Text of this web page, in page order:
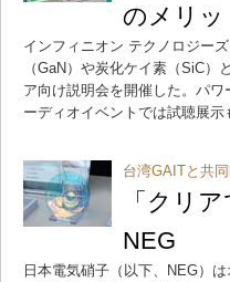
のメリッ
インフィニオン テクノロジー
（GaN）や炭化ケイ素（SiC
ア向け説明会を開催した。パ
ーディオイベントでは試聴展示
台湾GAITと共同
「クリ
NEG
日本電気硝子（以下、NEG）